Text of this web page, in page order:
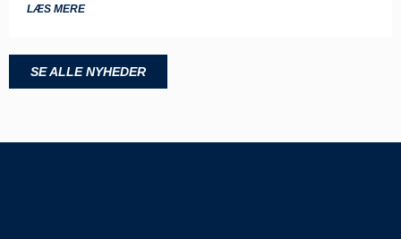
LÆS MERE
SE ALLE NYHEDER